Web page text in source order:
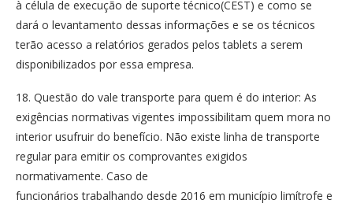
à célula de execução de suporte técnico(CEST) e como se
dará o levantamento dessas informações e se os técnicos
terão acesso a relatórios gerados pelos tablets a serem
disponibilizados por essa empresa.
18. Questão do vale transporte para quem é do interior: As
exigências normativas vigentes impossibilitam quem mora no
interior usufruir do benefício. Não existe linha de transporte
regular para emitir os comprovantes exigidos
normativamente. Caso de
funcionários trabalhando desde 2016 em município limítrofe e